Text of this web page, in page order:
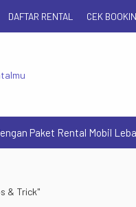
DAFTAR RENTAL CEK
Paket Rental Mobil
& Trick"